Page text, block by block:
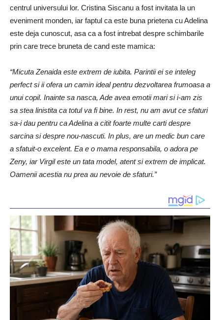
centrul universului lor. Cristina Siscanu a fost invitata la un
eveniment monden, iar faptul ca este buna prietena cu Adelina
este deja cunoscut, asa ca a fost intrebat despre schimbarile
prin care trece bruneta de cand este mamica:
“Micuta Zenaida este extrem de iubita. Parintii ei se inteleg
perfect si ii ofera un camin ideal pentru dezvoltarea frumoasa a
unui copil. Inainte sa nasca, Ade avea emotii mari si i-am zis
sa stea linistita ca totul va fi bine. In rest, nu am avut ce sfaturi
sa-i dau pentru ca Adelina a citit foarte multe carti despre
sarcina si despre nou-nascuti. In plus, are un medic bun care
a sfatuit-o excelent. Ea e o mama responsabila, o adora pe
Zeny, iar Virgil este un tata model, atent si extrem de implicat.
Oamenii acestia nu prea au nevoie de sfaturi.”